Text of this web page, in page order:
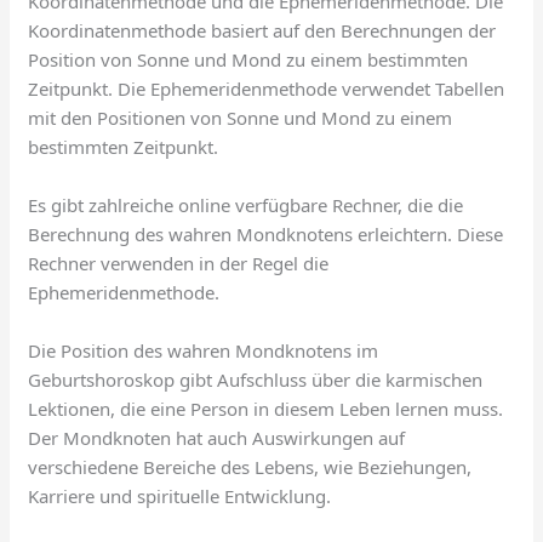
Koordinatenmethode basiert auf den Berechnungen der
Position von Sonne und Mond zu einem bestimmten
Zeitpunkt. Die Ephemeridenmethode verwendet Tabellen
mit den Positionen von Sonne und Mond zu einem
bestimmten Zeitpunkt.
Es gibt zahlreiche online verfügbare Rechner, die die
Berechnung des wahren Mondknotens erleichtern. Diese
Rechner verwenden in der Regel die
Ephemeridenmethode.
Die Position des wahren Mondknotens im
Geburtshoroskop gibt Aufschluss über die karmischen
Lektionen, die eine Person in diesem Leben lernen muss.
Der Mondknoten hat auch Auswirkungen auf
verschiedene Bereiche des Lebens, wie Beziehungen,
Karriere und spirituelle Entwicklung.